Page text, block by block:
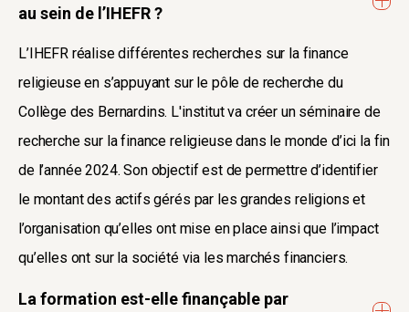
au sein de l’IHEFR ?
L’IHEFR réalise différentes recherches sur la finance
religieuse en s’appuyant sur le pôle de recherche du
Collège des Bernardins. L'institut va créer un séminaire de
recherche sur la finance religieuse dans le monde d’ici la fin
de l’année 2024. Son objectif est de permettre d’identifier
le montant des actifs gérés par les grandes religions et
l’organisation qu’elles ont mise en place ainsi que l’impact
qu’elles ont sur la société via les marchés financiers.
La formation est-elle finançable par